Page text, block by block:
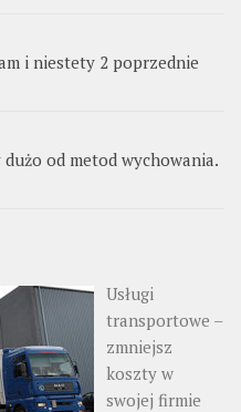
i niestety 2 poprzednie
od metod wychowania.
Usługi
transportowe –
zmniejsz
koszty w
swojej firmie